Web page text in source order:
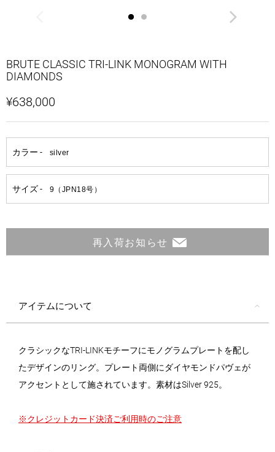
BRUTE CLASSIC TRI-LINK MONOGRAM WITH
DIAMONDS
¥638,000
再入荷お知らせ
アイテムについて
クラシックなTRI-LINKモチーフにモノグラムプレートを配し
たデザインのリング。プレート両側にダイヤモンドパヴェが
アクセントとして施されています。素材はSilver 925。
※クレジットカード決済ご利用時のご注意